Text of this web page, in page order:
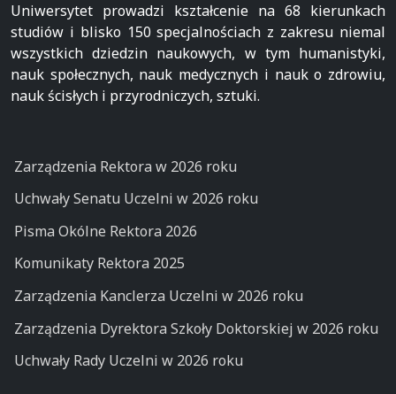
Uniwersytet prowadzi kształcenie na 68 kierunkach
studiów i blisko 150 specjalnościach z zakresu niemal
wszystkich dziedzin naukowych, w tym humanistyki,
nauk społecznych, nauk medycznych i nauk o zdrowiu,
nauk ścisłych i przyrodniczych, sztuki.
Zarządzenia Rektora w 2026 roku
Uchwały Senatu Uczelni w 2026 roku
Pisma Okólne Rektora 2026
Komunikaty Rektora 2025
Zarządzenia Kanclerza Uczelni w 2026 roku
Zarządzenia Dyrektora Szkoły Doktorskiej w 2026 roku
Uchwały Rady Uczelni w 2026 roku